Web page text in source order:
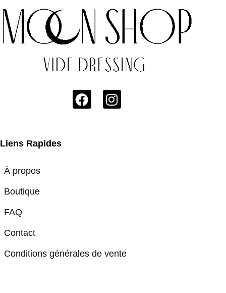
Liens Rapides
À propos
Boutique
FAQ
Contact
Conditions générales de vente